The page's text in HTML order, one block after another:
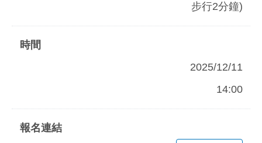
步行2分鐘)
2025/12/11
14:00